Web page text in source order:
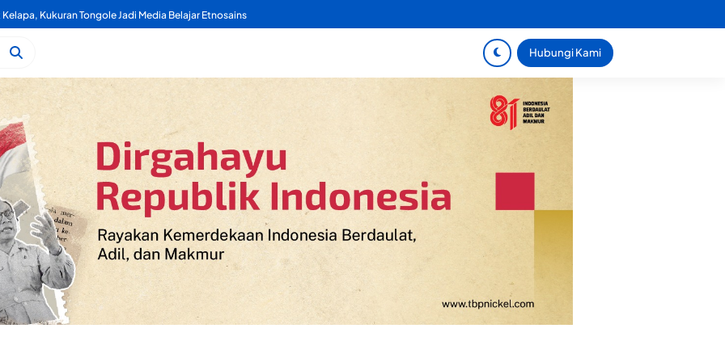
Kukuran Tongole Jadi Media Belajar Etnosains
Hubungi Kami